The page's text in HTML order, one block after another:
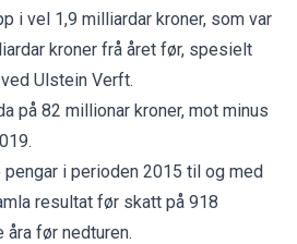
i vel 1,9 milliardar kroner, som var
kroner frå året før, spesielt
Ulstein Verft.
på 82 millionar kroner, mot minus
i perioden 2015 til og med
resultat før skatt på 918
før nedturen.